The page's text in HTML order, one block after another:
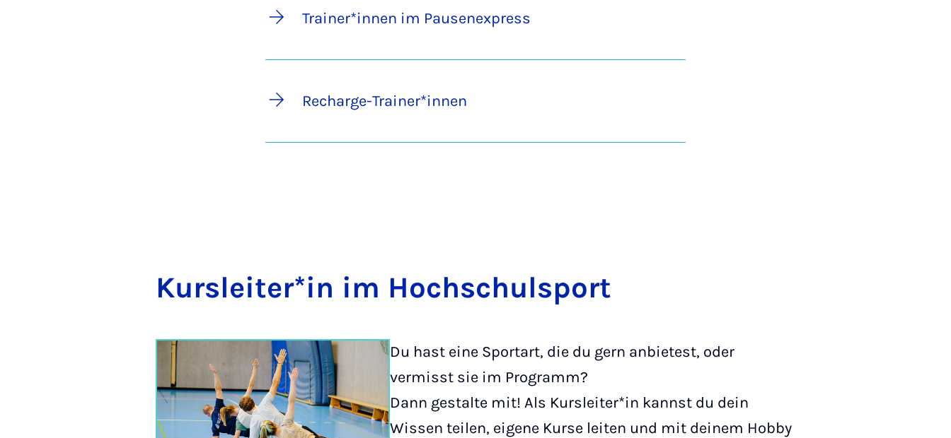
Trai­ner*innen im Pau­sen­ex­press
Rech­ar­ge-Trai­ner*innen
Kur­sleit­er­*in im Hoch­schulsport
Du hast eine Sportart, die du gern anbietest, oder
vermisst sie im Programm?
Dann gestalte mit! Als Kursleiter*in kannst du dein
Wissen teilen, eigene Kurse leiten und mit deinem Hobby